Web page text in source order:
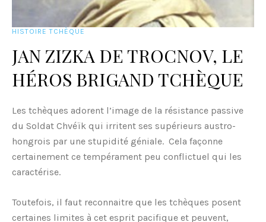
HISTOIRE TCHÈQUE
JAN ZIZKA DE TROCNOV, LE
HÉROS BRIGAND TCHÈQUE
Les tchèques adorent l’image de la résistance passive
du Soldat Chvéïk qui irritent ses supérieurs austro-
hongrois par une stupidité géniale. Cela façonne
certainement ce tempérament peu conflictuel qui les
caractérise.
Toutefois, il faut reconnaitre que les tchèques posent
certaines limites à cet esprit pacifique et peuvent,